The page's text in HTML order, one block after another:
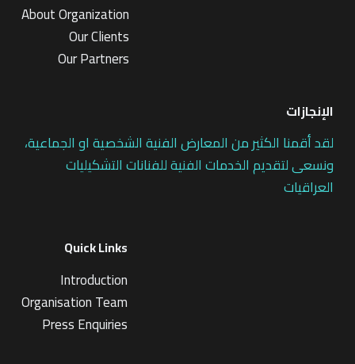
About Organization
Our Clients
Our Partners
الإنجازات
لقد أقمنا الكثير من المعارض الفنية الشخصية او الجماعية،
ونسعى لتقديم الخدمات الفنية للفنانات التشكيليات
العراقيات
Quick Links
Introduction
Organisation Team
Press Enquiries